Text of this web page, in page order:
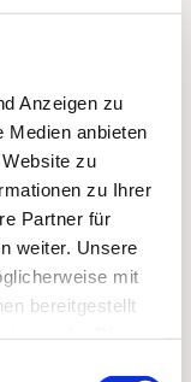
Anzeigen zu
Medien anbieten
zu
zu Ihrer
Partner für
weiter. Unsere
mit
bereitgestellt